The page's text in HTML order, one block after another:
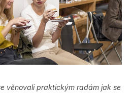
věnovali praktickým radám jak se